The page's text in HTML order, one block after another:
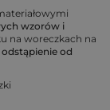
wzorów i
na woreczkach na
odstąpienie od